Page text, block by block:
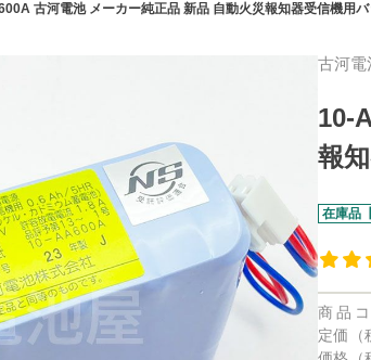
古河電池 メーカー純正品 新品 自動火災報知器受信機用
古河電
10-
報
在庫品
商品
定価（